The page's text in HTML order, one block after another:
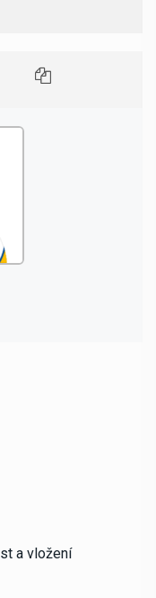
a vložení